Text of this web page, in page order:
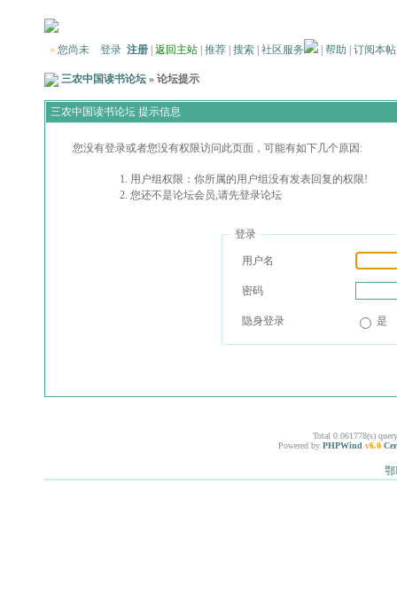
» 您尚未 登录 注册 返回主站 推荐 搜索 社区服务 帮助 订阅本
三农中国读书论坛 » 论坛提示
三农中国读书论坛 提示信息
您没有登录或者您没有权限访问此页面，可能有如下几个原因:
用户组权限：你所属的用户组没有发表回复的权限!
您还不是论坛会员,请先登录论坛
登录
用户名
密码
隐身登录 是
Total 0.061778(s)
Powered by PHPWind v6.0
鄂